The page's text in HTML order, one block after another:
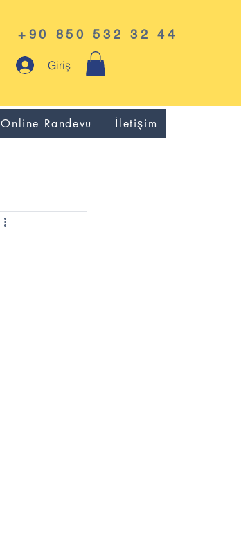
+90 850 532 32 44
Giriş
Online Randevu İletişim